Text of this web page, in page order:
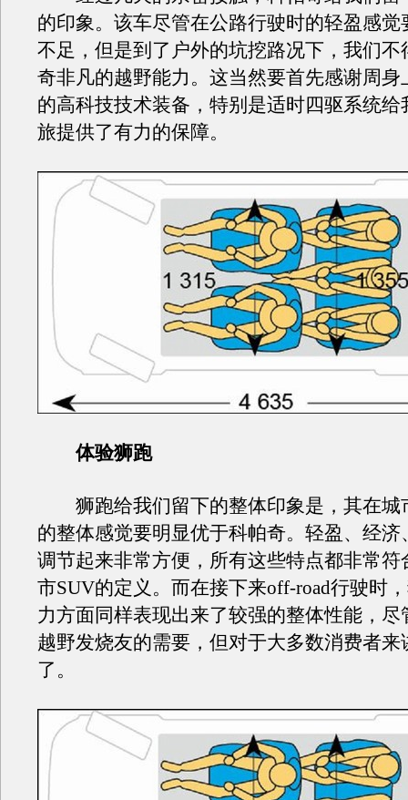
的印象。该车尽管在公路行驶时的轻盈感觉
不足，但是到了户外的坑挖路况下，我们不
奇非凡的越野能力。这当然要首先感谢周身
的高科技技术装备，特别是适时四驱系统给
旅提供了有力的保障。
体验狮跑
狮跑给我们留下的整体印象是，其在城
的整体感觉要明显优于科帕奇。轻盈、经济
调节起来非常方便，所有这些特点都非常符
市SUV的定义。而在接下来off-road行驶时
力方面同样表现出来了较强的整体性能，尽
越野发烧友的需要，但对于大多数消费者来
了。